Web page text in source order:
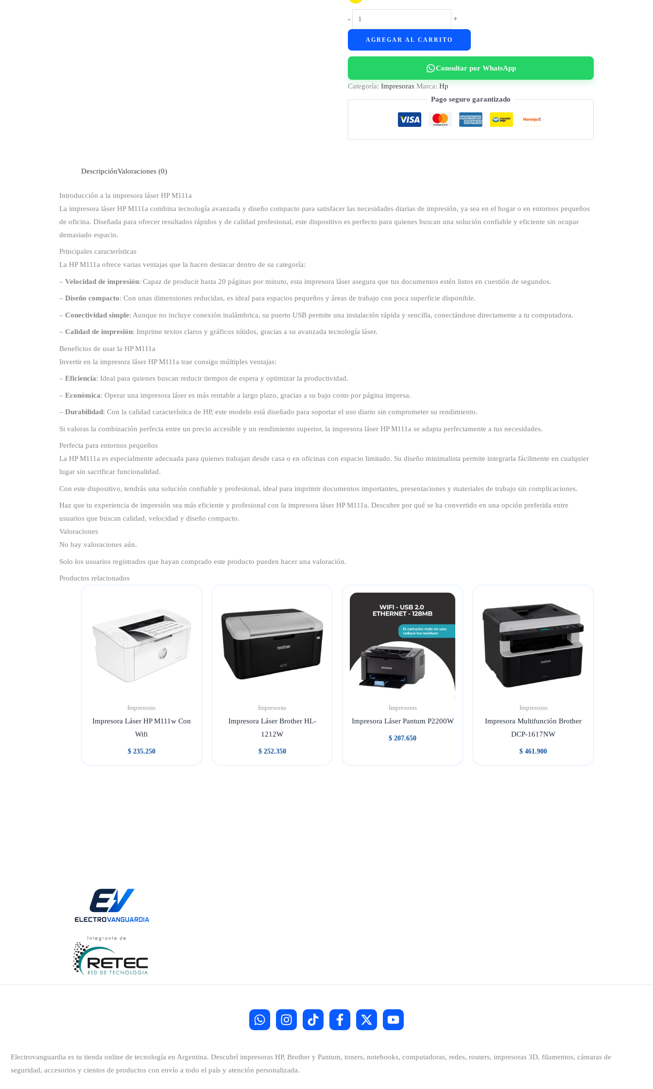
-
Impresora
Láser
+
AGREGAR AL CARRITO
Consultar por WhatsApp
Categoría: Impresoras Marca: Hp
Pago seguro garantizado
DescripciónValoraciones (0)
Introducción a la impresora láser HP M111a
La impresora láser HP M111a combina tecnología avanzada y diseño compacto para satisfacer las necesidades diarias de impresión, ya sea en el hogar o en entornos pequeños
de oficina. Diseñada para ofrecer resultados rápidos y de calidad profesional, este dispositivo es perfecto para quienes buscan una solución confiable y eficiente sin ocupar
demasiado espacio.
Principales características
La HP M111a ofrece varias ventajas que la hacen destacar dentro de su categoría:
–Velocidad de impresión: Capaz de producir hasta 20 páginas por minuto, esta impresora láser asegura que tus documentos estén listos en cuestión de segundos.
–Diseño compacto: Con unas dimensiones reducidas, es ideal para espacios pequeños y áreas de trabajo con poca superficie disponible.
–Conectividad simple: Aunque no incluye conexión inalámbrica, su puerto USB permite una instalación rápida y sencilla, conectándose directamente a tu computadora.
–Calidad de impresión: Imprime textos claros y gráficos nítidos, gracias a su avanzada tecnología láser.
Beneficios de usar la HP M111a
Invertir en la impresora láser HP M111a trae consigo múltiples ventajas:
–Eficiencia: Ideal para quienes buscan reducir tiempos de espera y optimizar la productividad.
–Económica: Operar una impresora láser es más rentable a largo plazo, gracias a su bajo costo por página impresa.
–Durabilidad: Con la calidad característica de HP, este modelo está diseñado para soportar el uso diario sin comprometer su rendimiento.
Si valoras la combinación perfecta entre un precio accesible y un rendimiento superior, la impresora láser HP M111a se adapta perfectamente a tus necesidades.
Perfecta para entornos pequeños
La HP M111a es especialmente adecuada para quienes trabajan desde casa o en oficinas con espacio limitado. Su diseño minimalista permite integrarla fácilmente en cualquier
lugar sin sacrificar funcionalidad.
Con este dispositivo, tendrás una solución confiable y profesional, ideal para imprimir documentos importantes, presentaciones y materiales de trabajo sin complicaciones.
Haz que tu experiencia de impresión sea más eficiente y profesional con la impresora láser HP M111a. Descubre por qué se ha convertido en una opción preferida entre
usuarios que buscan calidad, velocidad y diseño compacto.
Valoraciones
No hay valoraciones aún.
Solo los usuarios registrados que hayan comprado este producto pueden hacer una valoración.
Productos relacionados
Impresoras
Impresora Láser HP M111w Con
Wifi
$235.250
Impresoras
Impresora Láser Brother HL-
1212W
$252.350
Impresoras
Impresora Láser Pantum P2200W
$ 207.650
Impresoras
Impresora Multifunción Brother
DCP-1617NW
$ 461.900
Electrovanguardia es tu tienda online de tecnología en Argentina. Descubrí impresoras HP, Brother y Pantum, toners, notebooks, computadoras, redes, routers, impresoras 3D, filamentos, cámaras de
seguridad, accesorios y cientos de productos con envío a todo el país y atención personalizada.